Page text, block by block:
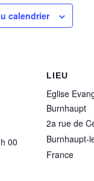
calendrier
00
LIEU
Eglise
Burnhaupt
2a rue de
Burnhaupt-
France